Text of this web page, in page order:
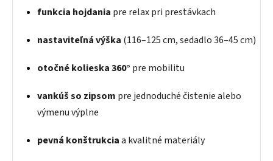
funkcia hojdania pre relax pri prestávkach
nastaviteľná výška (116–125 cm, sedadlo 36–45 cm)
otočné kolieska 360° pre mobilitu
vankúš so zipsom pre jednoduché čistenie alebo
výmenu výplne
pevná konštrukciaa kvalitné materiály